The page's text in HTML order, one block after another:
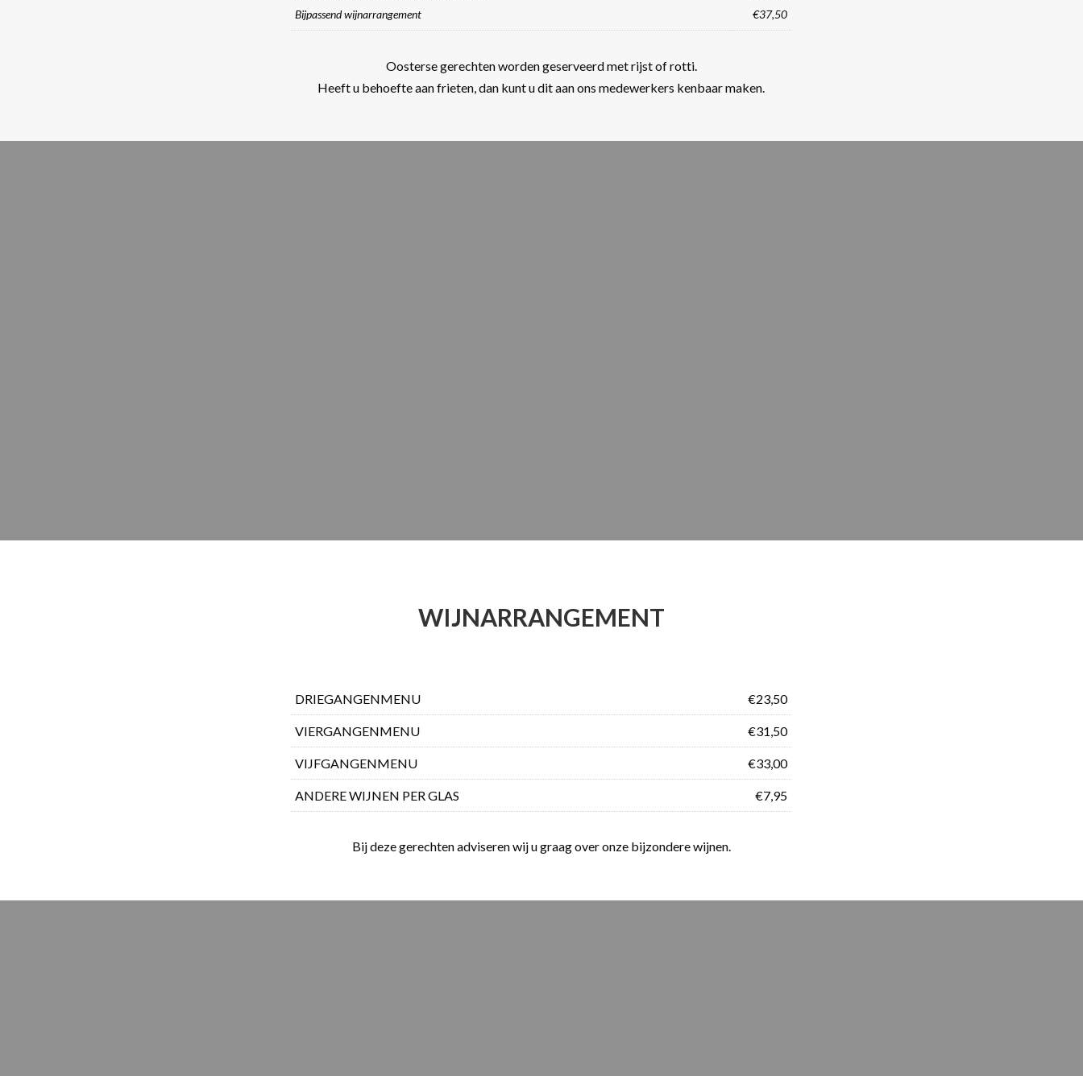
Bijpassend wijnarrangement €37,50
Oosterse gerechten worden geserveerd met rijst of rotti.
Heeft u behoefte aan frieten, dan kunt u dit aan ons medewerkers kenbaar maken.
WIJNARRANGEMENT
DRIEGANGENMENU €23,50
VIERGANGENMENU €31,50
VIJFGANGENMENU €33,00
ANDERE WIJNEN PER GLAS €7,95
Bij deze gerechten adviseren wij u graag over onze bijzondere wijnen.